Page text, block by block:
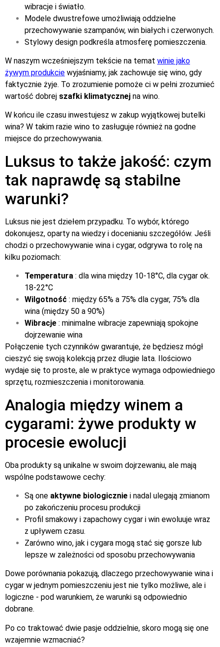
wibracje i światło.
Modele dwustrefowe umożliwiają oddzielne
przechowywanie szampanów, win białych i czerwonych.
Stylowy design podkreśla atmosferę pomieszczenia.
W naszym wcześniejszym tekście na temat winie jako
żywym produkcie wyjaśniamy, jak zachowuje się wino, gdy
faktycznie żyje. To zrozumienie pomoże ci w pełni zrozumieć
wartość dobrej szafki klimatycznej na wino.
W końcu ile czasu inwestujesz w zakup wyjątkowej butelki
wina? W takim razie wino to zasługuje również na godne
miejsce do przechowywania.
Luksus to także jakość: czym
tak naprawdę są stabilne
warunki?
Luksus nie jest dziełem przypadku. To wybór, którego
dokonujesz, oparty na wiedzy i docenianiu szczegółów. Jeśli
chodzi o przechowywanie wina i cygar, odgrywa to rolę na
kilku poziomach:
Temperatura : dla wina między 10-18°C, dla cygar ok.
18-22°C
Wilgotność : między 65% a 75% dla cygar, 75% dla
wina (między 50 a 90%)
Wibracje : minimalne wibracje zapewniają spokojne
dojrzewanie wina
Połączenie tych czynników gwarantuje, że będziesz mógł
cieszyć się swoją kolekcją przez długie lata. Ilościowo
wydaje się to proste, ale w praktyce wymaga odpowiedniego
sprzętu, rozmieszczenia i monitorowania.
Analogia między winem a
cygarami: żywe produkty w
procesie ewolucji
Oba produkty są unikalne w swoim dojrzewaniu, ale mają
wspólne podstawowe cechy:
Są one aktywne biologicznie i nadal ulegają zmianom
po zakończeniu procesu produkcji
Profil smakowy i zapachowy cygar i win ewoluuje wraz
z upływem czasu.
Zarówno wino, jak i cygara mogą stać się gorsze lub
lepsze w zależności od sposobu przechowywania
Dowe porównania pokazują, dlaczego przechowywanie wina i
cygar w jednym pomieszczeniu jest nie tylko możliwe, ale i
logiczne - pod warunkiem, że warunki są odpowiednio
dobrane.
Po co traktować dwie pasje oddzielnie, skoro mogą się one
wzajemnie wzmacniać?